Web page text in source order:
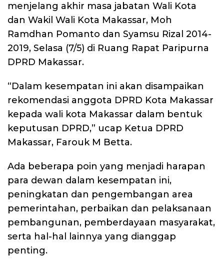
menjelang akhir masa jabatan Wali Kota
dan Wakil Wali Kota Makassar, Moh
Ramdhan Pomanto dan Syamsu Rizal 2014-
2019, Selasa (7/5) di Ruang Rapat Paripurna
DPRD Makassar.
“Dalam kesempatan ini akan disampaikan
rekomendasi anggota DPRD Kota Makassar
kepada wali kota Makassar dalam bentuk
keputusan DPRD,” ucap Ketua DPRD
Makassar, Farouk M Betta.
Ada beberapa poin yang menjadi harapan
para dewan dalam kesempatan ini,
peningkatan dan pengembangan area
pemerintahan, perbaikan dan pelaksanaan
pembangunan, pemberdayaan masyarakat,
serta hal-hal lainnya yang dianggap
penting.